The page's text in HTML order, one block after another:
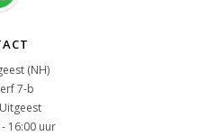
(NH)
7-b
16:00 uur